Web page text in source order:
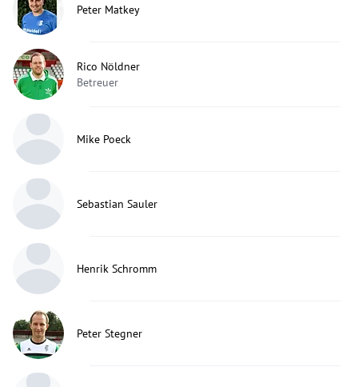
Peter Matkey
Rico Nöldner
Betreuer
Mike Poeck
Sebastian Sauler
Henrik Schromm
Peter Stegner